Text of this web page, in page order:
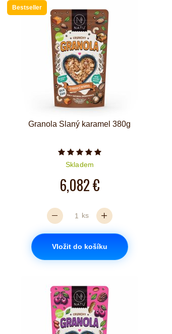
Bestseller
Granola Slaný karamel 380g
Počet hvězdiček je 5 z 5
Skladem
6,082 €
ks
Vložit do košíku